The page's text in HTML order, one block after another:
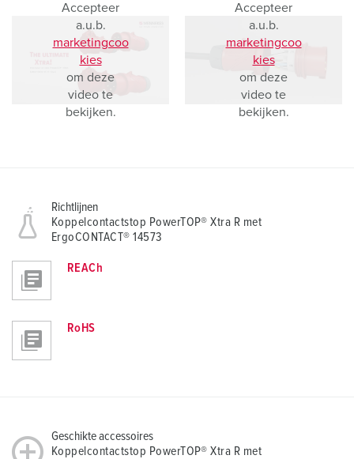
Accepteer
a.u.b.
marketingcoo
kies
om deze
video te
bekijken.
Accepteer
a.u.b.
marketingcoo
kies
om deze
video te
bekijken.
Richtlijnen
Koppelcontactstop PowerTOP® Xtra R met
ErgoCONTACT® 14573
REACh
RoHS
Geschikte accessoires
Koppelcontactstop PowerTOP® Xtra R met